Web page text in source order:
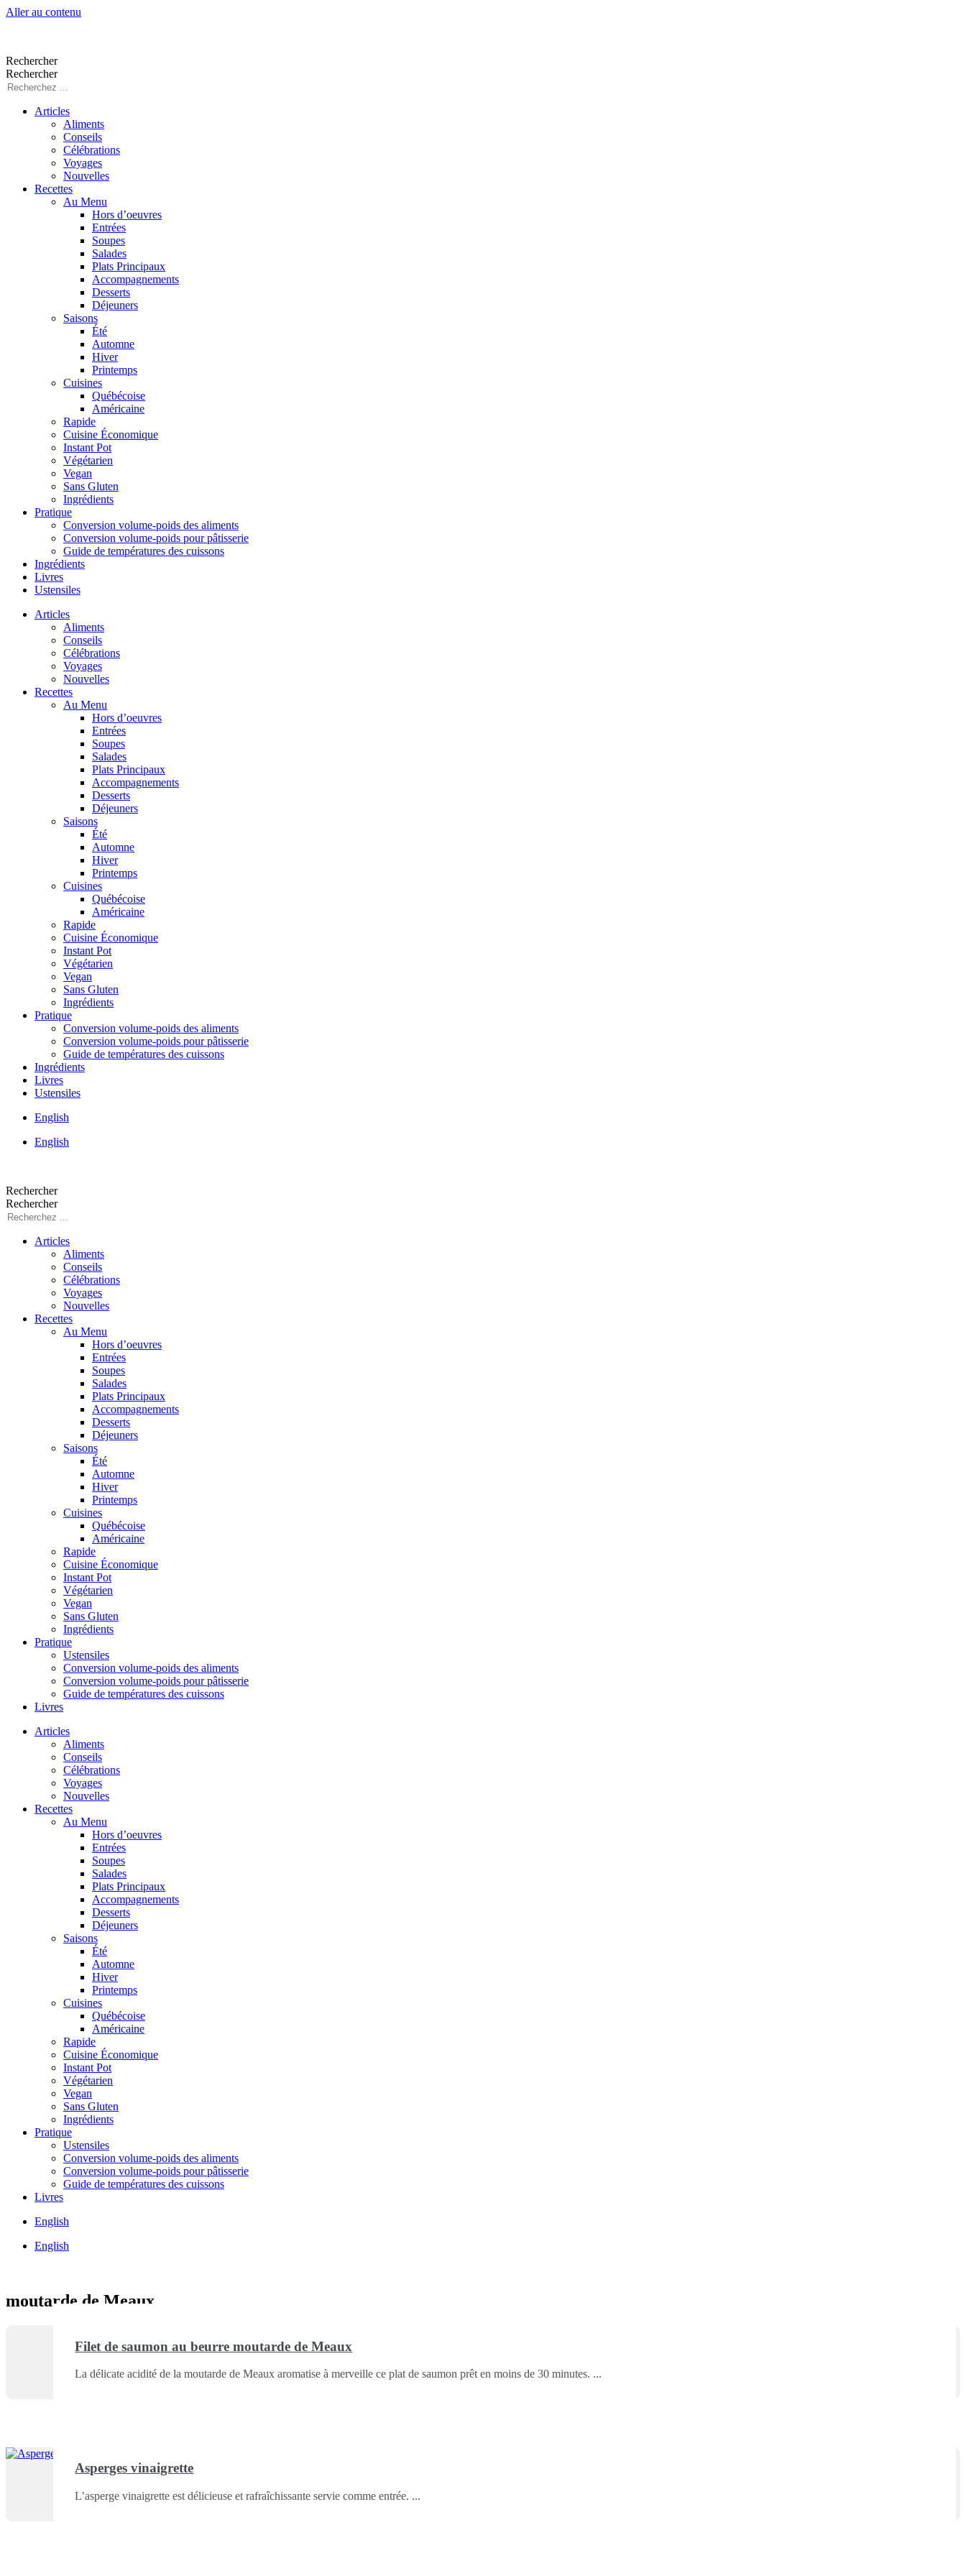
Aller au contenu
Rechercher
Rechercher
Articles
Aliments
Conseils
Célébrations
Voyages
Nouvelles
Recettes
Au Menu
Hors d’oeuvres
Entrées
Soupes
Salades
Plats Principaux
Accompagnements
Desserts
Déjeuners
Saisons
Été
Automne
Hiver
Printemps
Cuisines
Québécoise
Américaine
Rapide
Cuisine Économique
Instant Pot
Végétarien
Vegan
Sans Gluten
Ingrédients
Pratique
Conversion volume-poids des aliments
Conversion volume-poids pour pâtisserie
Guide de températures des cuissons
Ingrédients
Livres
Ustensiles
Articles
Aliments
Conseils
Célébrations
Voyages
Nouvelles
Recettes
Au Menu
Hors d’oeuvres
Entrées
Soupes
Salades
Plats Principaux
Accompagnements
Desserts
Déjeuners
Saisons
Été
Automne
Hiver
Printemps
Cuisines
Québécoise
Américaine
Rapide
Cuisine Économique
Instant Pot
Végétarien
Vegan
Sans Gluten
Ingrédients
Pratique
Conversion volume-poids des aliments
Conversion volume-poids pour pâtisserie
Guide de températures des cuissons
Ingrédients
Livres
Ustensiles
English
English
Rechercher
Rechercher
Articles
Aliments
Conseils
Célébrations
Voyages
Nouvelles
Recettes
Au Menu
Hors d’oeuvres
Entrées
Soupes
Salades
Plats Principaux
Accompagnements
Desserts
Déjeuners
Saisons
Été
Automne
Hiver
Printemps
Cuisines
Québécoise
Américaine
Rapide
Cuisine Économique
Instant Pot
Végétarien
Vegan
Sans Gluten
Ingrédients
Pratique
Ustensiles
Conversion volume-poids des aliments
Conversion volume-poids pour pâtisserie
Guide de températures des cuissons
Livres
Articles
Aliments
Conseils
Célébrations
Voyages
Nouvelles
Recettes
Au Menu
Hors d’oeuvres
Entrées
Soupes
Salades
Plats Principaux
Accompagnements
Desserts
Déjeuners
Saisons
Été
Automne
Hiver
Printemps
Cuisines
Québécoise
Américaine
Rapide
Cuisine Économique
Instant Pot
Végétarien
Vegan
Sans Gluten
Ingrédients
Pratique
Ustensiles
Conversion volume-poids des aliments
Conversion volume-poids pour pâtisserie
Guide de températures des cuissons
Livres
English
English
moutarde de Meaux
Filet de saumon au beurre moutarde de Meaux
La délicate acidité de la moutarde de Meaux aromatise à merveille ce plat de saumon prêt en moins de 30 minutes.
Asperges vinaigrette
L’asperge vinaigrette est délicieuse et rafraîchissante servie comme entrée.